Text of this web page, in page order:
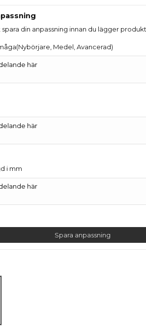
din anpassning innan du lägger
Medel, Avancerad)
i mm
Spara anpassning
Red